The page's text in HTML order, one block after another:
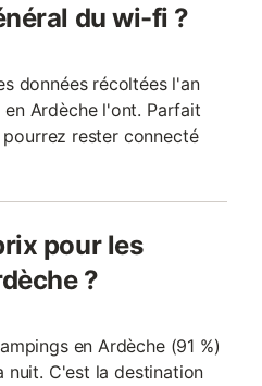
du wi-fi ?
données récoltées l'an
en Ardèche l'ont. Parfait
rester connecté
pour les
?
en Ardèche (91 %)
nuit. C'est la destination